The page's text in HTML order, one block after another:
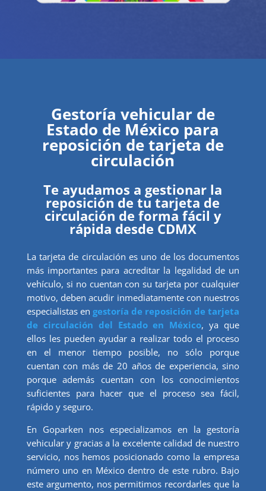
Gestoría vehicular de
Estado de México para
reposición de tarjeta de
circulación
Te ayudamos a gestionar la
reposición de tu tarjeta de
circulación de forma fácil y
rápida desde CDMX
La tarjeta de circulación es uno de los documentos
más importantes para acreditar la legalidad de un
vehículo, si no cuentan con su tarjeta por cualquier
motivo, deben acudir inmediatamente con nuestros
especialistas en gestoría de reposición de tarjeta
de circulación del Estado en México, ya que
ellos les pueden ayudar a realizar todo el proceso
en el menor tiempo posible, no sólo porque
cuentan con más de 20 años de experiencia, sino
porque además cuentan con los conocimientos
suficientes para hacer que el proceso sea fácil,
rápido y seguro.
En Goparken nos especializamos en la gestoría
vehicular y gracias a la excelente calidad de nuestro
servicio, nos hemos posicionado como la empresa
número uno en México dentro de este rubro. Bajo
este argumento, nos permitimos recordarles que la